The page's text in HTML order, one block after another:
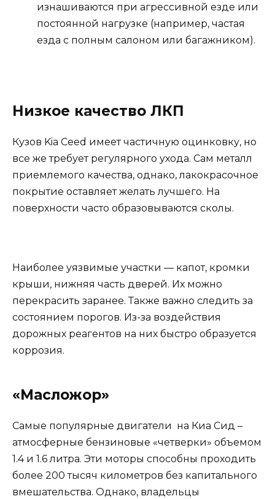
изнашиваются при агрессивной езде или
постоянной нагрузке (например, частая
езда с полным салоном или багажником).
Низкое качество ЛКП
Кузов Kia Ceed имеет частичную оцинковку, но
все же требует регулярного ухода. Сам металл
приемлемого качества, однако, лакокрасочное
покрытие оставляет желать лучшего. На
поверхности часто образовываются сколы.
Наиболее уязвимые участки — капот, кромки
крыши, нижняя часть дверей. Их можно
перекрасить заранее. Также важно следить за
состоянием порогов. Из-за воздействия
дорожных реагентов на них быстро образуется
коррозия.
«Масложор»
Самые популярные двигатели на Киа Сид –
атмосферные бензиновые «четверки» объемом
1.4 и 1.6 литра. Эти моторы способны проходить
более 200 тысяч километров без капитального
вмешательства. Однако, владельцы